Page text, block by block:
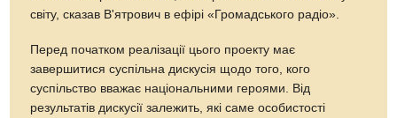
світу, сказав В'ятрович в ефірі «Громадського радіо».
Перед початком реалізації цього проекту має
завершитися суспільна дискусія щодо того, кого
суспільство вважає національними героями. Від
результатів дискусії залежить, які саме особистості